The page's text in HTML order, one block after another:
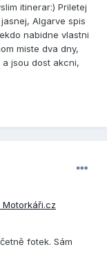
itinerar:) Priletej
Algarve spis
nabidne vlastni
miste dva dny,
jsou dost akcni,
fotek. Sám